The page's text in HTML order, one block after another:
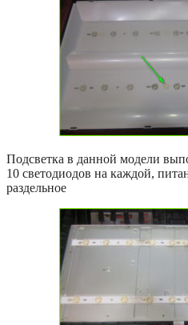
Подсветка в данной модели
10 светодиодов на каждой,
раздельное